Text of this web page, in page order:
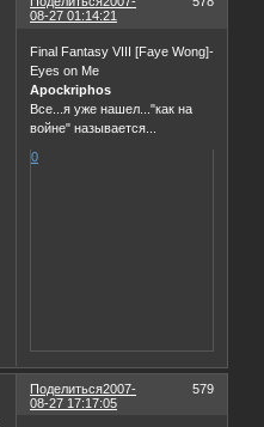
08-27 01:14:21
Final Fantasy VIII [Faye Wong]-
Eyes on Me
Apockriphos
Все...я уже нашел..."как на
войне" называется...
0
Поделиться 579
2007-
08-27 17:17:05